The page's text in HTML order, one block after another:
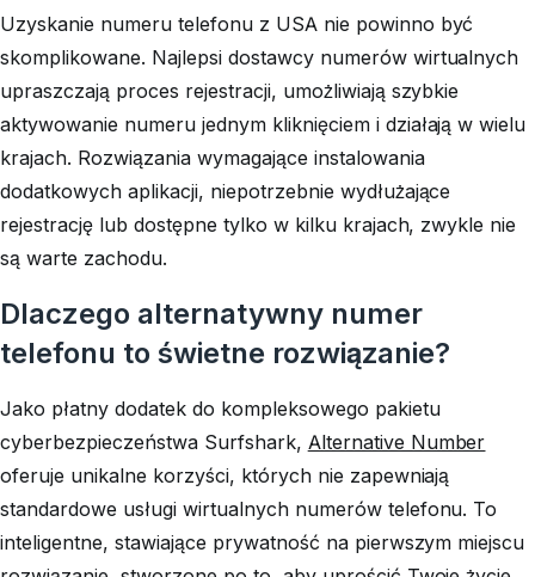
Uzyskanie numeru telefonu z USA nie powinno być
skomplikowane. Najlepsi dostawcy numerów wirtualnych
upraszczają proces rejestracji, umożliwiają szybkie
aktywowanie numeru jednym kliknięciem i działają w wielu
krajach. Rozwiązania wymagające instalowania
dodatkowych aplikacji, niepotrzebnie wydłużające
rejestrację lub dostępne tylko w kilku krajach, zwykle nie
są warte zachodu.
Dlaczego alternatywny numer
telefonu to świetne rozwiązanie?
Jako płatny dodatek do kompleksowego pakietu
cyberbezpieczeństwa Surfshark, Alternative Number
oferuje unikalne korzyści, których nie zapewniają
standardowe usługi wirtualnych numerów telefonu. To
inteligentne, stawiające prywatność na pierwszym miejscu